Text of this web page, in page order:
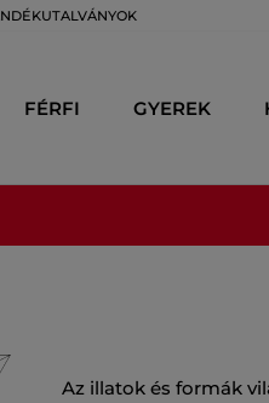
FÉRFI GYEREK
Az illatok és formák